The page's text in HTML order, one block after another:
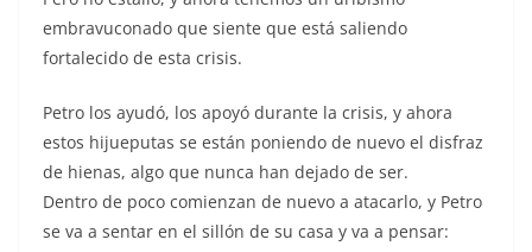
embravuconado que siente que está saliendo
fortalecido de esta crisis.
Petro los ayudó, los apoyó durante la crisis, y ahora
estos hijueputas se están poniendo de nuevo el disfraz
de hienas, algo que nunca han dejado de ser.
Dentro de poco comienzan de nuevo a atacarlo, y Petro
se va a sentar en el sillón de su casa y va a pensar: